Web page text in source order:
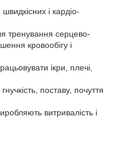
і кардіо-
тренування серцево-
кровообігу і
ікри, плечі,
поставу, почуття
витривалість і